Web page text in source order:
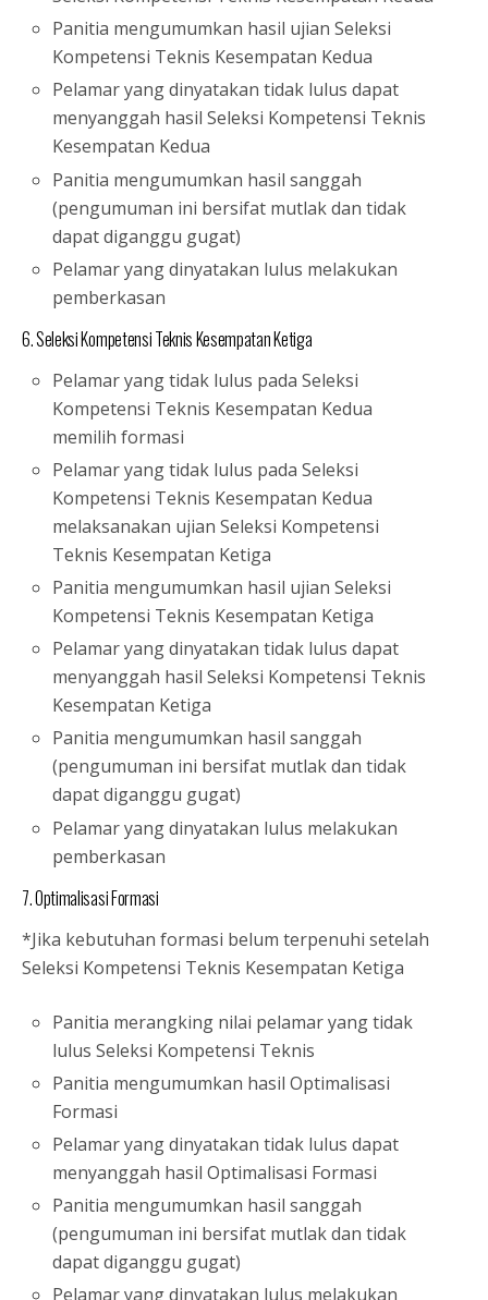
Panitia mengumumkan hasil ujian Seleksi
Kompetensi Teknis Kesempatan Kedua
Pelamar yang dinyatakan tidak lulus dapat
menyanggah hasil Seleksi Kompetensi Teknis
Kesempatan Kedua
Panitia mengumumkan hasil sanggah
(pengumuman ini bersifat mutlak dan tidak
dapat diganggu gugat)
Pelamar yang dinyatakan lulus melakukan
pemberkasan
6. Seleksi Kompetensi Teknis Kesempatan Ketiga
Pelamar yang tidak lulus pada Seleksi
Kompetensi Teknis Kesempatan Kedua
memilih formasi
Pelamar yang tidak lulus pada Seleksi
Kompetensi Teknis Kesempatan Kedua
melaksanakan ujian Seleksi Kompetensi
Teknis Kesempatan Ketiga
Panitia mengumumkan hasil ujian Seleksi
Kompetensi Teknis Kesempatan Ketiga
Pelamar yang dinyatakan tidak lulus dapat
menyanggah hasil Seleksi Kompetensi Teknis
Kesempatan Ketiga
Panitia mengumumkan hasil sanggah
(pengumuman ini bersifat mutlak dan tidak
dapat diganggu gugat)
Pelamar yang dinyatakan lulus melakukan
pemberkasan
7. Optimalisasi Formasi
*Jika kebutuhan formasi belum terpenuhi setelah
Seleksi Kompetensi Teknis Kesempatan Ketiga
Panitia merangking nilai pelamar yang tidak
lulus Seleksi Kompetensi Teknis
Panitia mengumumkan hasil Optimalisasi
Formasi
Pelamar yang dinyatakan tidak lulus dapat
menyanggah hasil Optimalisasi Formasi
Panitia mengumumkan hasil sanggah
(pengumuman ini bersifat mutlak dan tidak
dapat diganggu gugat)
Pelamar yang dinyatakan lulus melakukan